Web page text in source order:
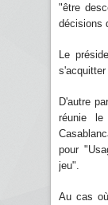
"être
décisions
Le
s'acquitter
D'autre
réunie
pour
jeu".
Au cas